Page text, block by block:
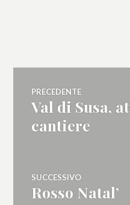
Navigazione
articoli
PRECEDENTE
Articolo
precedente:
Val di Susa,
cantiere
SUCCESSIVO
Articolo
Rosso Natal’